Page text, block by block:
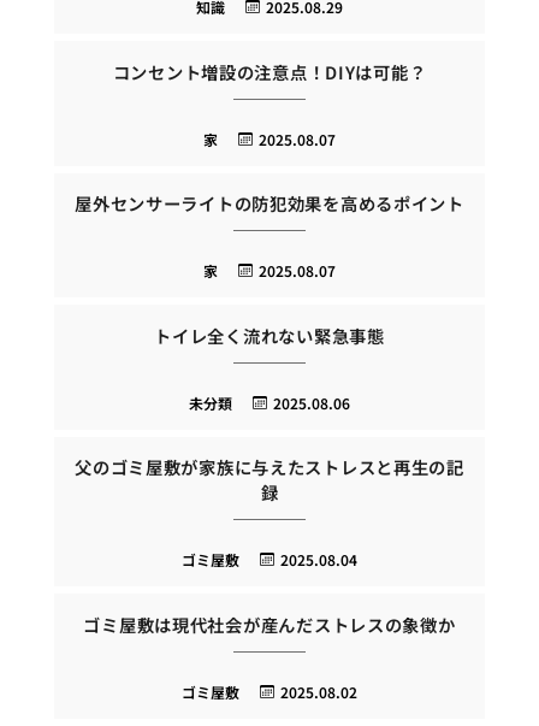
2025.08.29
知識
コンセント増設の注意点！DIYは可能？
2025.08.07
家
屋外センサーライトの防犯効果を高めるポイント
2025.08.07
家
トイレ全く流れない緊急事態
2025.08.06
未分類
父のゴミ屋敷が家族に与えたストレスと再生の記
録
2025.08.04
ゴミ屋敷
ゴミ屋敷は現代社会が産んだストレスの象徴か
2025.08.02
ゴミ屋敷